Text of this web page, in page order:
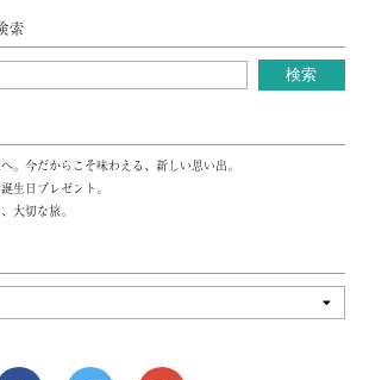
索
。今だからこそ味わえる、新しい思い出。
生日プレゼント。
大切な旅。